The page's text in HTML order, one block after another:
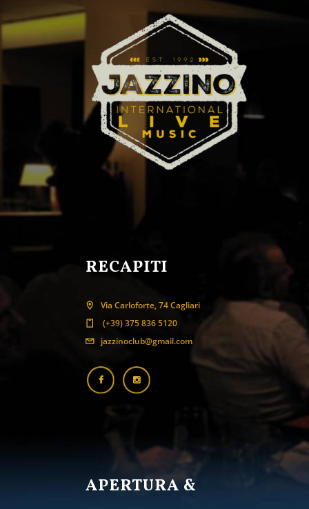
RECAPITI
Via Carloforte, 74 Cagliari
(+39) 375 836 5120
jazzinoclub@gmail.com
APERTURA &